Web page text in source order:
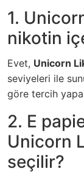
1.
nikotin
Evet, Unicorn
seviyeleri ile
göre tercih
2. E
Unicorn
seçilir?